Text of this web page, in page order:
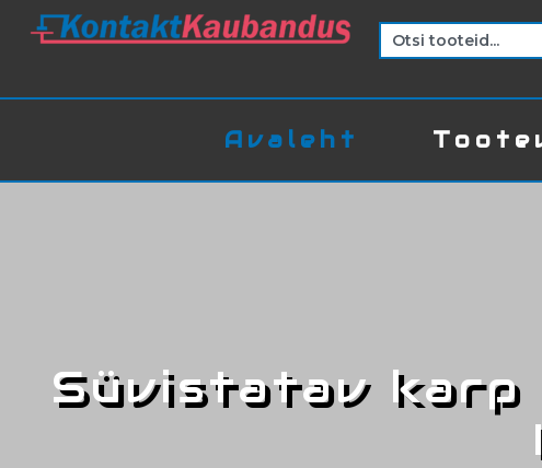
Avaleht
Süvistatav karp